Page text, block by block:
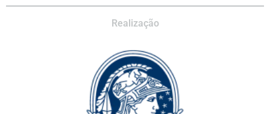
Realização